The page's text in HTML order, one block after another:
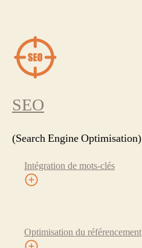
SEO
(Search Engine Optimisation)
Intégration de mots-clés
Optimisation du référencement